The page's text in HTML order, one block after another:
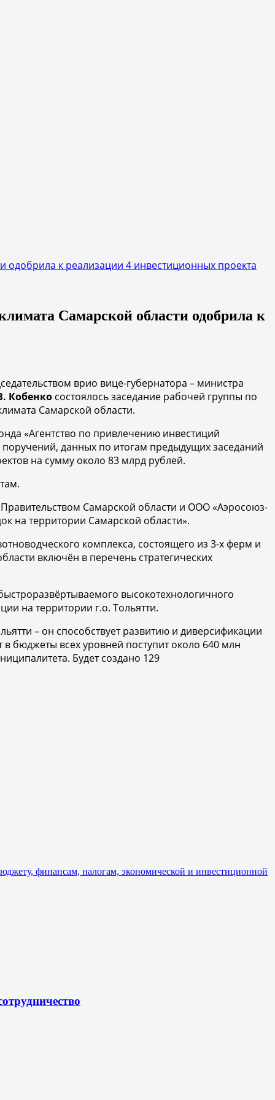
к реализации 4 инвестиционных проекта
Самарской области одобрила к
врио вице-губернатора – министра
Кобенко состоялось заседание рабочей группы по
Самарской области.
«Агентство по привлечению инвестиций
данных по итогам предыдущих заседаний
на сумму около 83 млрд рублей.
Самарской области и ООО «Аэросоюз-
на территории Самарской области».
комплекса, состоящего из 3-х ферм и
включён в перечень стратегических
высокотехнологичного
на территории г.о. Тольятти.
– он способствует развитию и диверсификации
бюджеты всех уровней поступит около 640 млн
Будет создано 129
финансам, налогам, экономической и инвестиционной